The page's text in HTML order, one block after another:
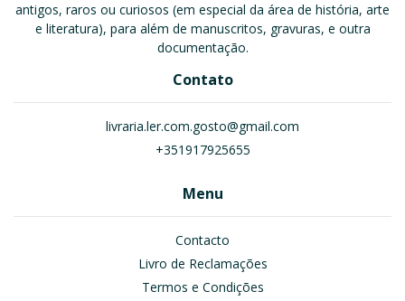
antigos, raros ou curiosos (em especial da área de história, arte
e literatura), para além de manuscritos, gravuras, e outra
documentação.
Contato
livraria.ler.com.gosto@gmail.com
+351917925655
Menu
Contacto
Livro de Reclamações
Termos e Condições